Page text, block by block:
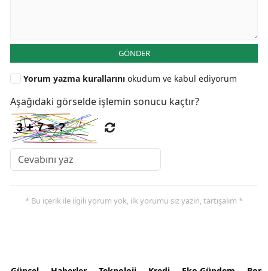
GÖNDER
Yorum yazma kurallarını okudum ve kabul ediyorum
Aşağıdaki görselde işlemin sonucu kaçtır?
* Bu içerik ile ilgili yorum yok, ilk yorumu siz yazın, tartışalım *